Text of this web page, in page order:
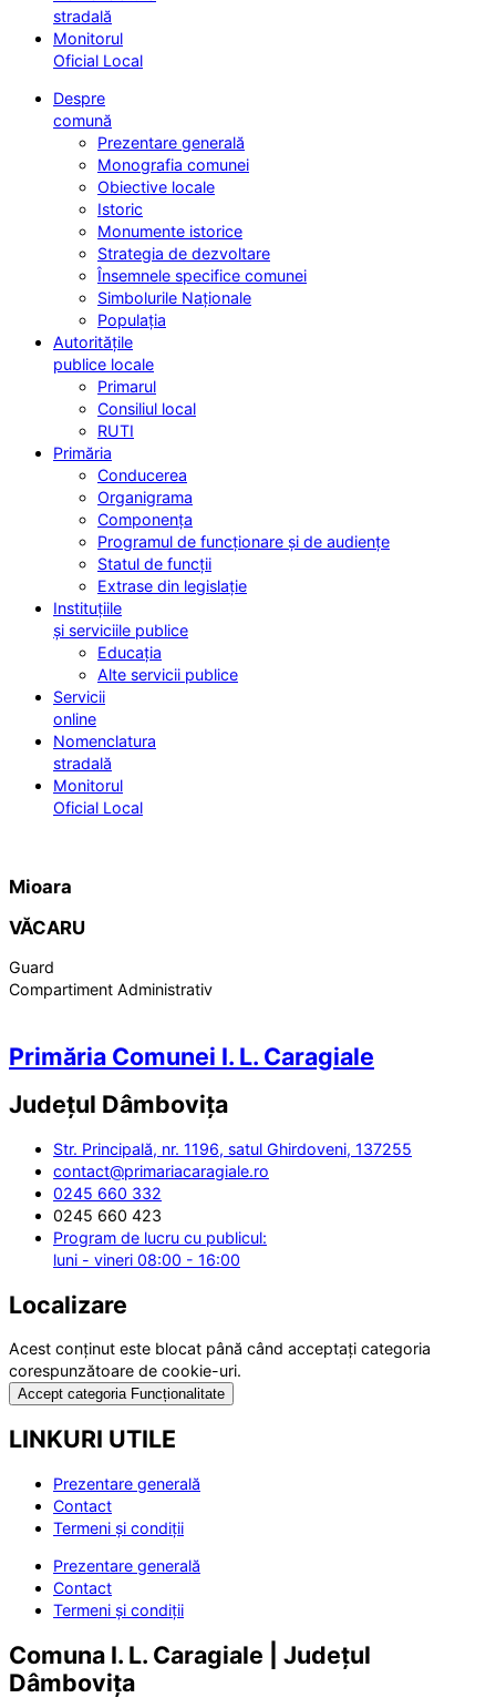
stradală
Monitorul
Oficial Local
Despre
comună
Prezentare generală
Monografia comunei
Obiective locale
Istoric
Monumente istorice
Strategia de dezvoltare
Însemnele specifice comunei
Simbolurile Naționale
Populația
Autoritățile
publice locale
Primarul
Consiliul local
RUTI
Primăria
Conducerea
Organigrama
Componența
Programul de funcționare și de audiențe
Statul de funcții
Extrase din legislație
Instituțiile
și serviciile publice
Educația
Alte servicii publice
Servicii
online
Nomenclatura
stradală
Monitorul
Oficial Local
Mioara
VĂCARU
Guard
Compartiment Administrativ
Primăria Comunei I. L. Caragiale
Județul Dâmbovița
Str. Principală, nr. 1196, satul Ghirdoveni, 137255
contact@primariacaragiale.ro
0245 660 332
0245 660 423
Program de lucru cu publicul:
luni - vineri 08:00 - 16:00
Localizare
Acest conținut este blocat până când acceptați categoria
corespunzătoare de cookie-uri.
Accept categoria Funcționalitate
LINKURI UTILE
Prezentare generală
Contact
Termeni și condiții
Prezentare generală
Contact
Termeni și condiții
Comuna I. L. Caragiale | Județul
Dâmbovița